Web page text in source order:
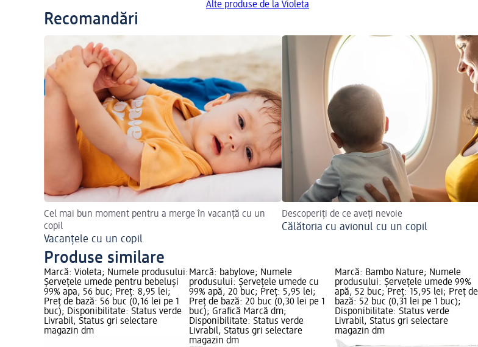
Alte produse de la Violeta
Recomandări
Cel mai bun moment pentru a merge în vacanță cu un
copil
Vacanțele cu un copil
Descoperiți de ce aveți nevoie
Călătoria cu avionul cu un copil
Produse similare
Marcă: Violeta; Numele produsului:
Șervețele umede pentru bebeluși
99% apa, 56 buc; Preț: 8,95 lei;
Preț de bază: 56 buc (0,16 lei pe 1
buc); Disponibilitate: Status verde
Livrabil, Status gri selectare
magazin dm
Marcă: babylove; Numele
produsului: Șervețele umede cu
99% apă, 20 buc; Preț: 5,95 lei;
Preț de bază: 20 buc (0,30 lei pe 1
buc); Grafică Marcă dm;
Disponibilitate: Status verde
Livrabil, Status gri selectare
magazin dm
Marcă: Bambo Nature; Numele
produsului: Șervețele umede 99%
apă, 52 buc; Preț: 15,95 lei; Preț de
bază: 52 buc (0,31 lei pe 1 buc);
Disponibilitate: Status verde
Livrabil, Status gri selectare
magazin dm